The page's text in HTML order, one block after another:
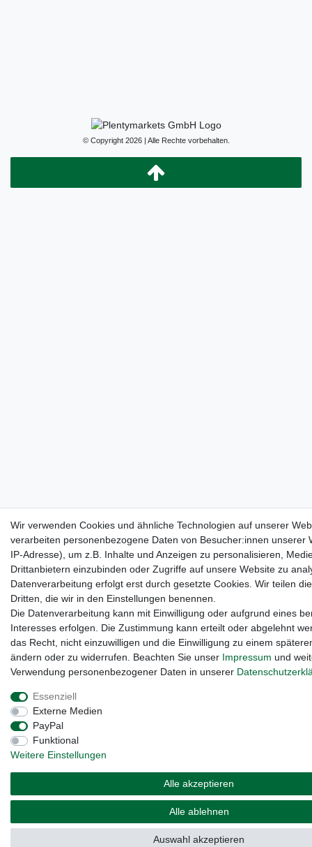
© Copyright 2026 | Alle Rechte vorbehalten.
Wir verwenden Cookies und ähnliche Technologien auf unserer
verarbeiten personenbezogene Daten von Besucher:innen unserer
IP-Adresse), um z.B. Inhalte und Anzeigen zu personalisieren,
Drittanbietern einzubinden oder Zugriffe auf unsere Website zu
Datenverarbeitung erfolgt erst durch gesetzte Cookies. Wir teilen
Dritten, die wir in den Einstellungen benennen.
Die Datenverarbeitung kann mit Einwilligung oder aufgrund eines
Interesses erfolgen. Die Zustimmung kann erteilt oder abgelehnt
das Recht, nicht einzuwilligen und die Einwilligung zu einem
ändern oder zu widerrufen. Beachten Sie unser Impressum und
Verwendung personenbezogener Daten in unserer
Essenziell
Externe Medien
PayPal
Funktional
Weitere Einstellungen
Alle akzeptieren
Alle ablehnen
Auswahl akzeptieren